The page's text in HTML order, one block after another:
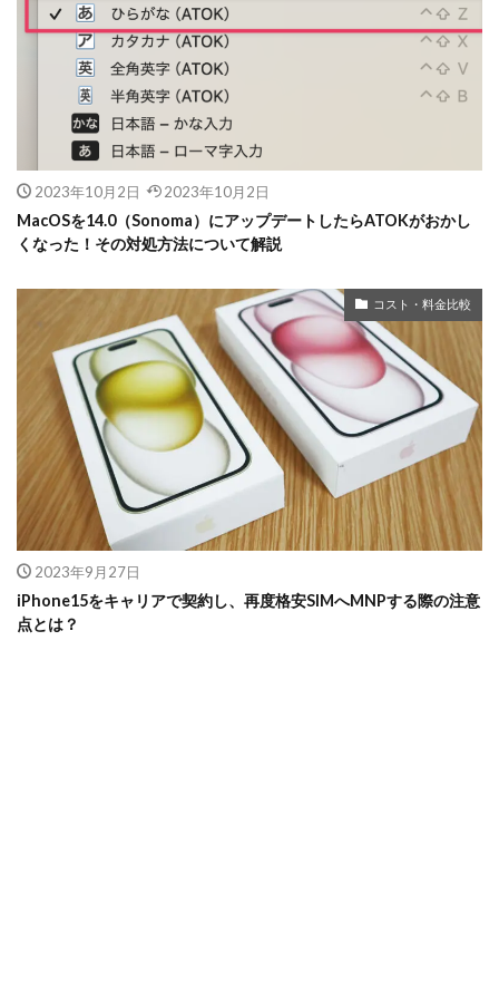
2023年10月2日 2023年10月2日
MacOSを14.0（Sonoma）にアップデートしたらATOKがおかし
くなった！その対処方法について解説
コスト・料金比較
2023年9月27日
iPhone15をキャリアで契約し、再度格安SIMへMNPする際の注意
点とは？